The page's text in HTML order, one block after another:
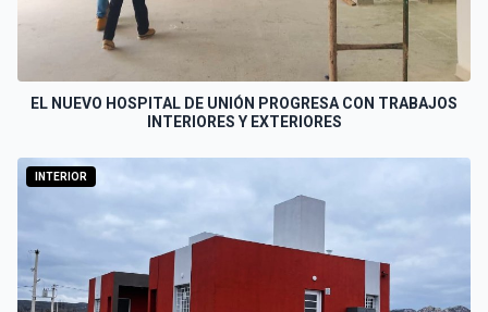
EL NUEVO HOSPITAL DE UNIÓN PROGRESA CON TRABAJOS
INTERIORES Y EXTERIORES
INTERIOR